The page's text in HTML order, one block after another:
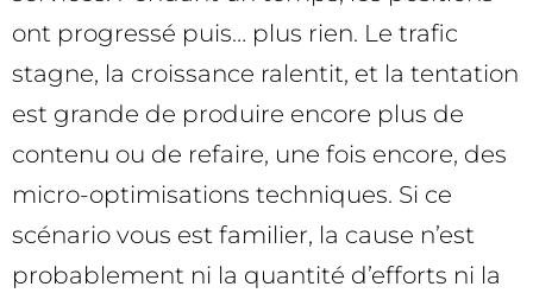
ont progressé puis… plus rien. Le trafic
stagne, la croissance ralentit, et la tentation
est grande de produire encore plus de
contenu ou de refaire, une fois encore, des
micro-optimisations techniques. Si ce
scénario vous est familier, la cause n’est
probablement ni la quantité d’efforts ni la